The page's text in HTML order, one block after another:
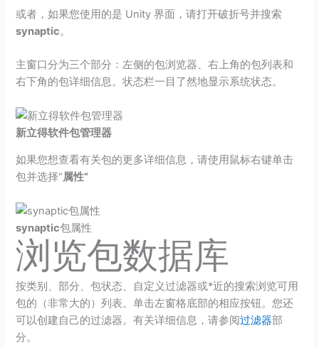
或者，如果您使用的是 Unity 界面，请打开破折号并搜索
synaptic。
主窗口分为三个部分：左侧的包浏览器、右上角的包列表和
右下角的包详细信息。状态栏一目了然地显示系统状态。
新立得软件包管理器
如果您想查看有关包的更多详细信息，请使用鼠标右键单击
包并选择“属性”
synaptic包属性
浏览包数据库
按类别、部分、包状态、自定义过滤器或*近的搜索浏览可用
包的（非常大的）列表。单击左窗格底部的相应按钮。您还
可以创建自己的过滤器。有关详细信息，请参阅过滤器部
分。